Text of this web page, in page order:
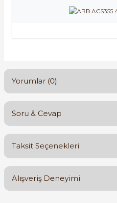
Yorumlar (0)
Bu ürüne ilk
Soru & Cevap
Ürün hakkında
Taksit Seçenekleri
Alışveriş Deneyimi